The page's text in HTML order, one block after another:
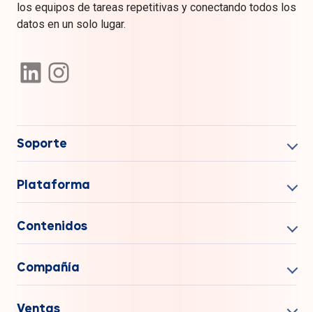
los equipos de tareas repetitivas y conectando todos los
datos en un solo lugar.
Soporte
Plataforma
Contenidos
Compañía
Ventas